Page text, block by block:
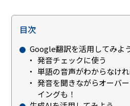
目次
Google翻訳を活用してみよ
発音チェックに使う
単語の音声がわからなけ
発音を聞きながらオーバ
イングも！